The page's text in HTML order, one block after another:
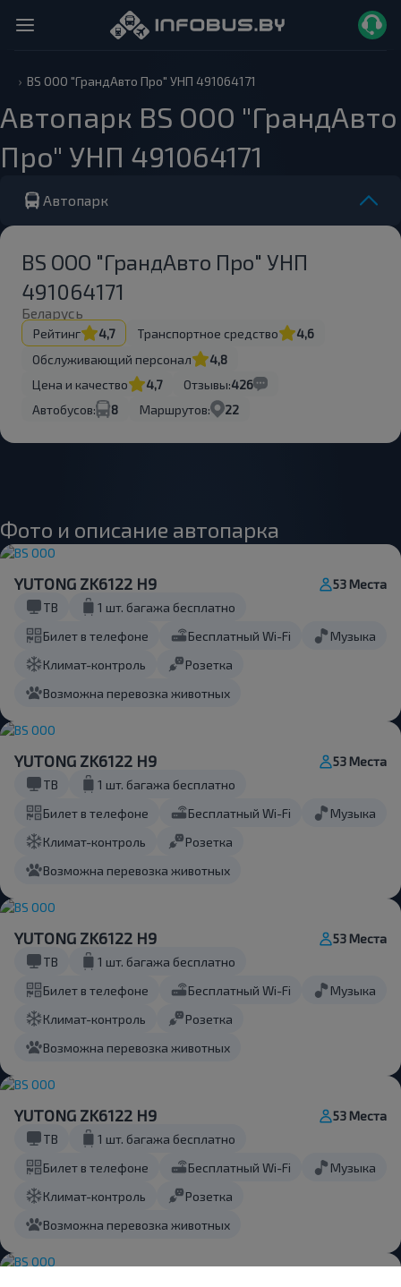
BS ООО "ГрандАвто Про" УНП 491064171
Автопарк BS ООО "ГрандАвто
Про" УНП 491064171
Автопарк
BS ООО "ГрандАвто Про" УНП
491064171
Беларусь
Рейтинг 4,7 Транспортное средство
4,6
Обслуживающий персонал
4,8
Цена и качество
4,7 Отзывы:426
Автобусов:
8 Маршрутов: 22
Фото и описание автопарка
YUTONG ZK6122 H9
53 Места
ТВ
1 шт. багажа бесплатно
Билет в телефоне
Бесплатный Wi-Fi
Музыка
Климат-контроль
Розетка
Возможна перевозка животных
YUTONG ZK6122 H9
53 Места
ТВ
1 шт. багажа бесплатно
Билет в телефоне
Бесплатный Wi-Fi
Музыка
Климат-контроль
Розетка
Возможна перевозка животных
YUTONG ZK6122 H9
53 Места
ТВ
1 шт. багажа бесплатно
Билет в телефоне
Бесплатный Wi-Fi
Музыка
Климат-контроль
Розетка
Возможна перевозка животных
YUTONG ZK6122 H9
53 Места
ТВ
1 шт. багажа бесплатно
Билет в телефоне
Бесплатный Wi-Fi
Музыка
Климат-контроль
Розетка
Возможна перевозка животных